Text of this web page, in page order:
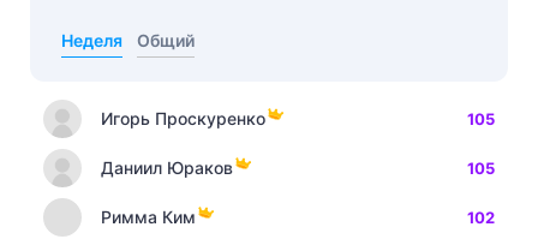
Неделя Общий
Игорь Проскуренко 105
Даниил Юраков 105
Римма Ким 102